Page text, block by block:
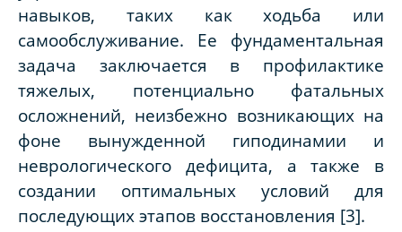
навыков, таких как ходьба или
самообслуживание. Ее фундаментальная
задача заключается в профилактике
тяжелых, потенциально фатальных
осложнений, неизбежно возникающих на
фоне вынужденной гиподинамии и
неврологического дефицита, а также в
создании оптимальных условий для
последующих этапов восстановления [3].